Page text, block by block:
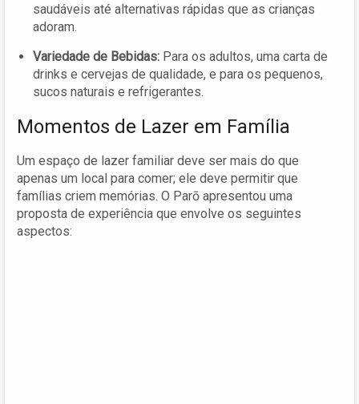
saudáveis até alternativas rápidas que as crianças
adoram.
Variedade de Bebidas: Para os adultos, uma carta de
drinks e cervejas de qualidade, e para os pequenos,
sucos naturais e refrigerantes.
Momentos de Lazer em Família
Um espaço de lazer familiar deve ser mais do que
apenas um local para comer; ele deve permitir que
famílias criem memórias. O Parō apresentou uma
proposta de experiência que envolve os seguintes
aspectos: